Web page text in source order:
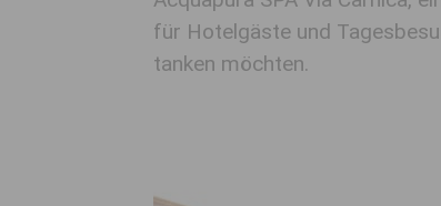
für Hotelgäste und
tanken möchten.